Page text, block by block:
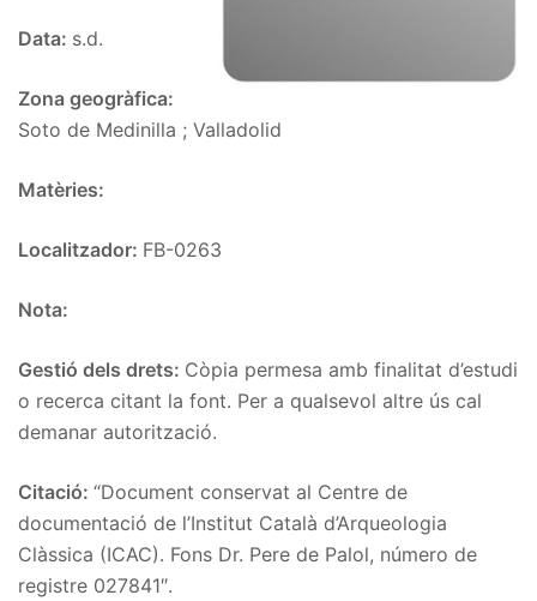
Data: s.d.
Zona geogràfica:
Soto de Medinilla ; Valladolid
Matèries:
Localitzador: FB-0263
Nota:
Gestió dels drets: Còpia permesa amb finalitat d’estudi
o recerca citant la font. Per a qualsevol altre ús cal
demanar autorització.
Citació: “Document conservat al Centre de
documentació de l’Institut Català d’Arqueologia
Clàssica (ICAC). Fons Dr. Pere de Palol, número de
registre 027841″.